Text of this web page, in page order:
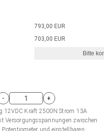
internem
mit
793,00 EUR
703,00 EUR
Bitte
-
+
12VDC Kraft 2500N Strom 13A
Versorgungsspannungen zwischen
und einstellbaren